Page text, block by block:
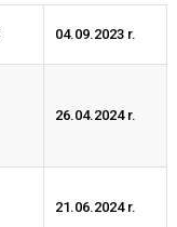
04.09.2023 r.
26.04.2024 r.
21.06.2024 r.